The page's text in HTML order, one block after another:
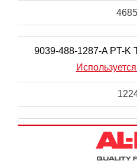
9039-488-1287-A PT-K